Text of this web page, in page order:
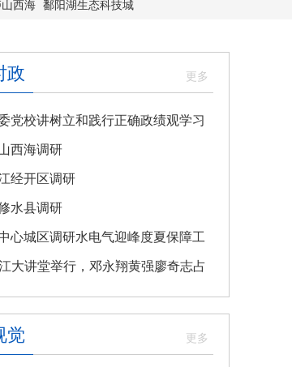
山西海 鄱阳湖生态科技城
政
党校讲树立和践行正确政绩观学习
课
西海调研
经开区调研
水县调研
心城区调研水电气迎峰度夏保障工
大讲堂举行，邓永翔黄强廖奇志占
觉